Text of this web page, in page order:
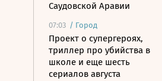
Саудовской Аравии
07:03 / Город
Проект о супергероях,
триллер про убийства в
школе и еще шесть
сериалов августа